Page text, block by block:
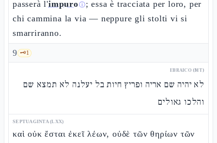
passerà l'impuroⓘ; essa è tracciata per loro, per
chi cammina la via — neppure gli stolti vi si
smarriranno.
9 🗝️1
EBRAICO (MT)
לא יהיה שם אריה ופריץ חיות בל יעלנה לא תמצא שם
והלכו גאולים
SEPTUAGINTA (LXX)
καὶ οὐκ ἔσται ἐκεῖ λέων, οὐδὲ τῶν θηρίων τῶν